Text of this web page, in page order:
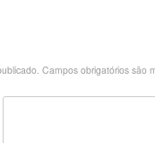
Campos obrigatórios são